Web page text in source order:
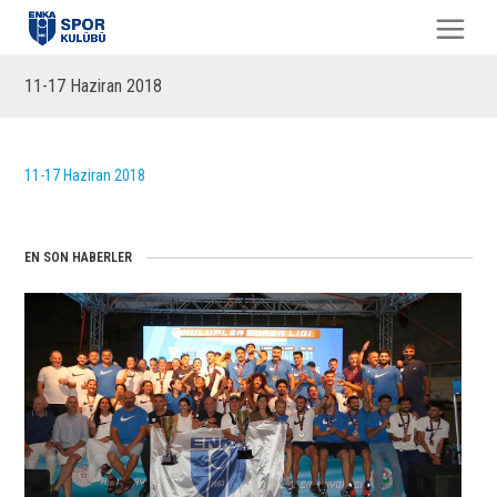
11-17 Haziran 2018
11-17 Haziran 2018
EN SON HABERLER